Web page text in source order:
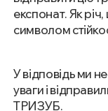
експонат. Як
символом
У відповідь ми
уваги і
ТРИЗУБ.